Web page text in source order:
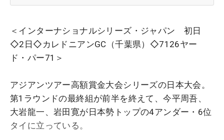
＜インターナショナルシリーズ・ジャパン 初日
◇2日◇カレドニアンGC（千葉県）◇7126ヤー
ド・パー71＞
アジアンツアー高額賞金大会シリーズの日本大会。
第1ラウンドの最終組が前半を終えて、今平周吾、
大岩龍一、岩田寛が日本勢トップの4アンダー・6位
タイに立っている。